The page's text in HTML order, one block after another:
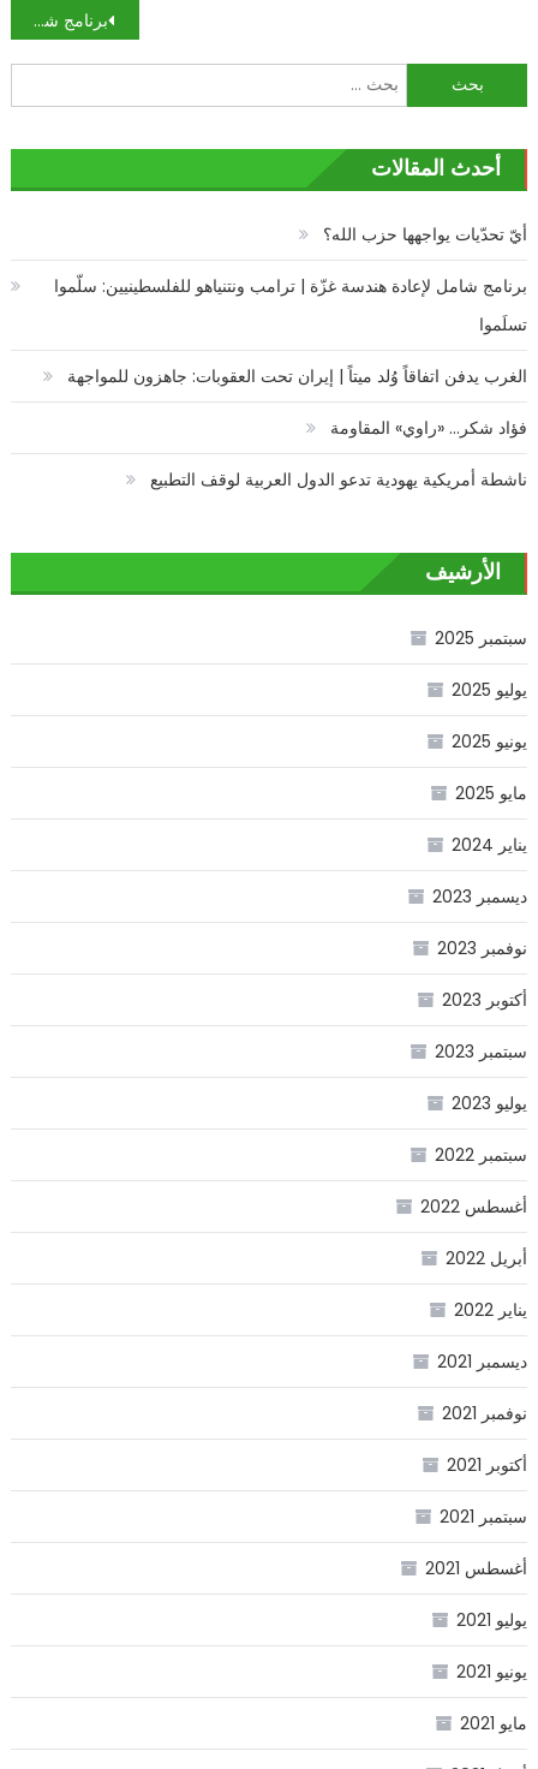
المقالات
برنامج شامل لإعادة هندسة غزّة | ترامب ونتنياهو للفلسطينيين: سلّموا تسلَموا
البحث
عن:
أحدث المقالات
أيّ تحدّيات يواجهها حزب الله؟
برنامج شامل لإعادة هندسة غزّة | ترامب ونتنياهو للفلسطينيين: سلّموا
تسلَموا
الغرب يدفن اتفاقاً وُلد ميتاً | إيران تحت العقوبات: جاهزون للمواجهة
فؤاد شكر… «راوي» المقاومة
ناشطة أمريكية يهودية تدعو الدول العربية لوقف التطبيع
الأرشيف
سبتمبر 2025
يوليو 2025
يونيو 2025
مايو 2025
يناير 2024
ديسمبر 2023
نوفمبر 2023
أكتوبر 2023
سبتمبر 2023
يوليو 2023
سبتمبر 2022
أغسطس 2022
أبريل 2022
يناير 2022
ديسمبر 2021
نوفمبر 2021
أكتوبر 2021
سبتمبر 2021
أغسطس 2021
يوليو 2021
يونيو 2021
مايو 2021